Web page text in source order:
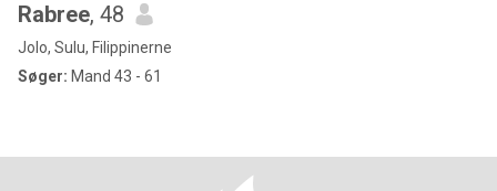
Rabree, 48
Jolo, Sulu, Filippinerne
Søger: Mand 43 - 61